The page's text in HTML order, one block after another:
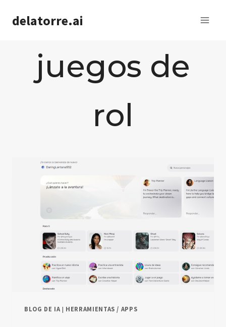
delatorre.ai
juegos de
rol
BLOG DE IA | HERRAMIENTAS / APPS